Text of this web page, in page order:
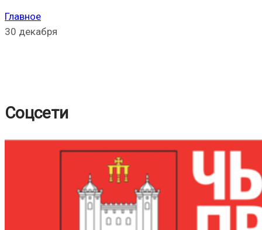
Главное
30 декабря
Соцсети